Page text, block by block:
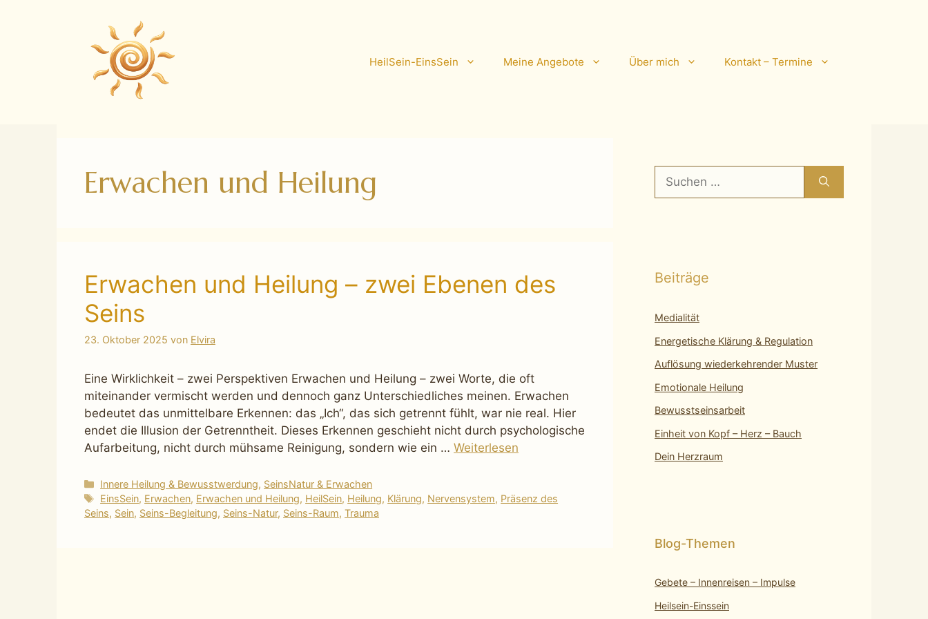
HeilSein-EinsSein Meine Angebote Über mich Kontakt – Termine
Erwachen und Heilung
Erwachen und Heilung – zwei Ebenen des
Seins
23. Oktober 2025 von Elvira
Eine Wirklichkeit – zwei Perspektiven Erwachen und Heilung – zwei Worte, die oft
miteinander vermischt werden und dennoch ganz Unterschiedliches meinen. Erwachen
bedeutet das unmittelbare Erkennen: das „Ich“, das sich getrennt fühlt, war nie real. Hier
endet die Illusion der Getrenntheit. Dieses Erkennen geschieht nicht durch psychologische
Aufarbeitung, nicht durch mühsame Reinigung, sondern wie ein … Weiterlesen
Kategorien
Innere Heilung & Bewusstwerdung, SeinsNatur & Erwachen
Schlagwörter
EinsSein, Erwachen, Erwachen und Heilung, HeilSein, Heilung, Klärung, Nervensystem, Präsenz des
Seins, Sein, Seins-Begleitung, Seins-Natur, Seins-Raum, Trauma
Suchen
nach:
Beiträge
Medialität
Energetische Klärung & Regulation
Auflösung wiederkehrender Muster
Emotionale Heilung
Bewusstseinsarbeit
Einheit von Kopf – Herz – Bauch
Dein Herzraum
Gebete – Innenreisen – Impulse
Heilsein-Einssein